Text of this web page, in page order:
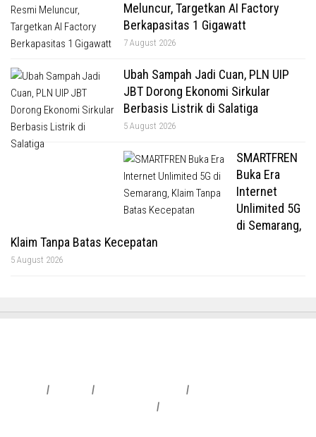
Meluncur, Targetkan AI Factory
Berkapasitas 1 Gigawatt
7 August 2026
Ubah Sampah Jadi Cuan, PLN UIP
JBT Dorong Ekonomi Sirkular
Berbasis Listrik di Salatiga
5 August 2026
SMARTFREN
Buka Era
Internet
Unlimited 5G
di Semarang,
Klaim Tanpa Batas Kecepatan
5 August 2026
| | |
|